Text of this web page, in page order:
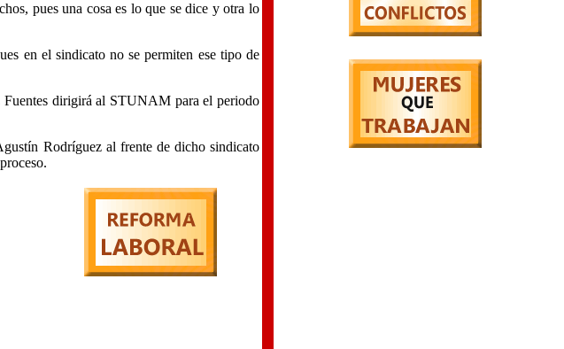
pues una cosa es lo que se dice y otra lo
en el sindicato no se permiten ese tipo de
Fuentes dirigirá al STUNAM para el periodo
Rodríguez al frente de dicho sindicato